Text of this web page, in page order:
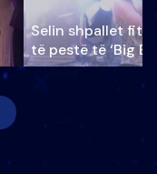
Selin shpallet
të pestë të ‘Big